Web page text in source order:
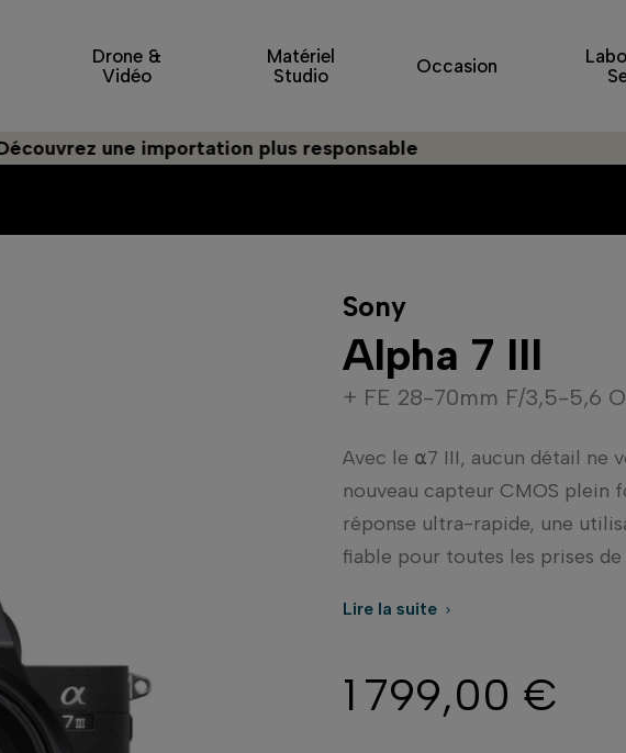
Drone &
Vidéo
Matériel
Studio
Occasion
une importation plus responsable
Sony
Alpha 7 III
+ FE 28-70mm F/3,5-5,6
Avec le ⍺7 III, aucun détail ne
nouveau capteur CMOS plein
réponse ultra-rapide, une
fiable pour toutes les prises de
Lire la suite 
1 799,00 €